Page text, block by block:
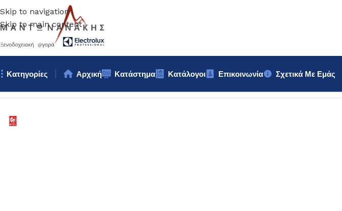
Skip to navigation
Skip to main content
Κατηγορίες Αρχική Κατάστημα Κατάλογοι Επικοινωνία
Σχετικά Με Εμάς